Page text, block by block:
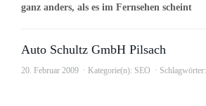
ganz anders, als es im Fernsehen scheint
Auto Schultz GmbH Pilsach
20. Februar 2009 Kategorie(n): SEO Schlagwörter: